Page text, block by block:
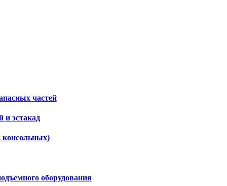
частей
и эстакад
консольных)
оборудования